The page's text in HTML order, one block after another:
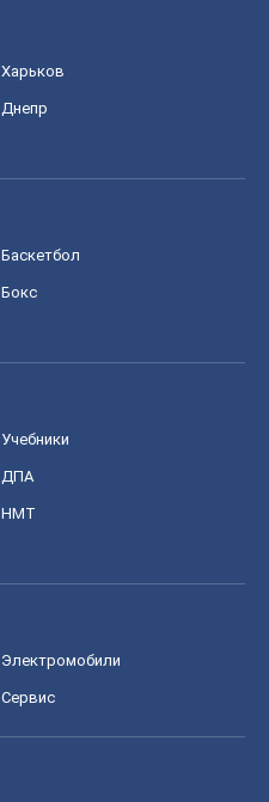
Харьков
Днепр
Баскетбол
Бокс
Учебники
ДПА
НМТ
Электромобили
Сервис